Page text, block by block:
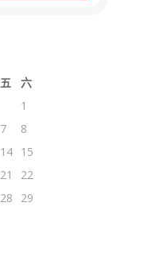
五
六
1
7
8
14 15
21
22
28
29